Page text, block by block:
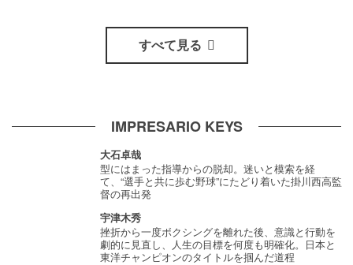
すべて見る
IMPRESARIO KEYS
大石卓哉
型にはまった指導からの脱却。迷いと模索を経
て、“選手と共に歩む野球”にたどり着いた掛川西高監
督の再出発
宇津木秀
挫折から一度ボクシングを離れた後、意識と行動を
劇的に見直し、人生の目標を何度も明確化。日本と
東洋チャンピオンのタイトルを掴んだ道程